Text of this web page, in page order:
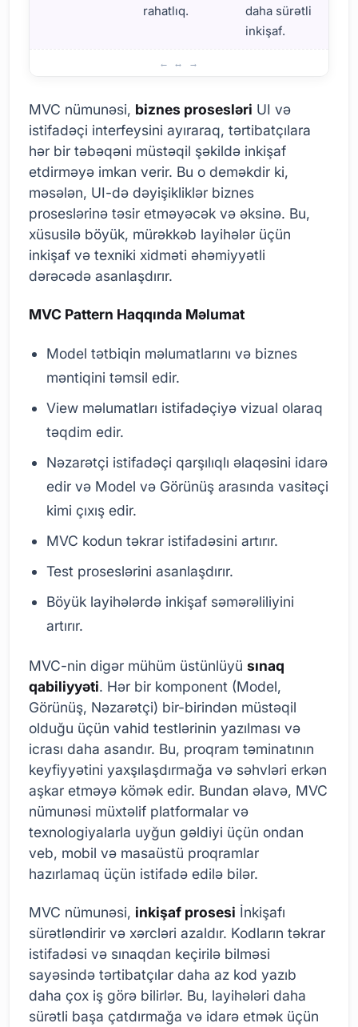
rahatlıq.
daha sürətli
inkişaf.
MVC nümunəsi, biznes prosesləri UI və
istifadəçi interfeysini ayıraraq, tərtibatçılara
hər bir təbəqəni müstəqil şəkildə inkişaf
etdirməyə imkan verir. Bu o deməkdir ki,
məsələn, UI-də dəyişikliklər biznes
proseslərinə təsir etməyəcək və əksinə. Bu,
xüsusilə böyük, mürəkkəb layihələr üçün
inkişaf və texniki xidməti əhəmiyyətli
dərəcədə asanlaşdırır.
MVC Pattern Haqqında Məlumat
Model tətbiqin məlumatlarını və biznes
məntiqini təmsil edir.
View məlumatları istifadəçiyə vizual olaraq
təqdim edir.
Nəzarətçi istifadəçi qarşılıqlı əlaqəsini idarə
edir və Model və Görünüş arasında vasitəçi
kimi çıxış edir.
MVC kodun təkrar istifadəsini artırır.
Test proseslərini asanlaşdırır.
Böyük layihələrdə inkişaf səmərəliliyini
artırır.
MVC-nin digər mühüm üstünlüyü sınaq
qabiliyyəti. Hər bir komponent (Model,
Görünüş, Nəzarətçi) bir-birindən müstəqil
olduğu üçün vahid testlərinin yazılması və
icrası daha asandır. Bu, proqram təminatının
keyfiyyətini yaxşılaşdırmağa və səhvləri erkən
aşkar etməyə kömək edir. Bundan əlavə, MVC
nümunəsi müxtəlif platformalar və
texnologiyalarla uyğun gəldiyi üçün ondan
veb, mobil və masaüstü proqramlar
hazırlamaq üçün istifadə edilə bilər.
MVC nümunəsi, inkişaf prosesi İnkişafı
sürətləndirir və xərcləri azaldır. Kodların təkrar
istifadəsi və sınaqdan keçirilə bilməsi
sayəsində tərtibatçılar daha az kod yazıb
daha çox iş görə bilirlər. Bu, layihələri daha
sürətli başa çatdırmağa və idarə etmək üçün